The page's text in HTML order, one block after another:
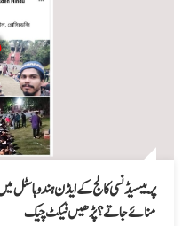
پرییسیڈنسی کالج کے ایڈن ہندو ہاسٹل
منائے جاتے؟ پڑھیں فیکٹ چیک